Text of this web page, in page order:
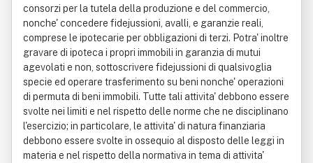
consorzi per la tutela della produzione e del commercio,
nonche' concedere fidejussioni, avalli, e garanzie reali,
comprese le ipotecarie per obbligazioni di terzi. Potra' inoltre
gravare di ipoteca i propri immobili in garanzia di mutui
agevolati e non, sottoscrivere fidejussioni di qualsivoglia
specie ed operare trasferimento su beni nonche' operazioni
di permuta di beni immobili. Tutte tali attivita' debbono essere
svolte nei limiti e nel rispetto delle norme che ne disciplinano
l'esercizio; in particolare, le attivita' di natura finanziaria
debbono essere svolte in ossequio al disposto delle leggi in
materia e nel rispetto della normativa in tema di attivita'